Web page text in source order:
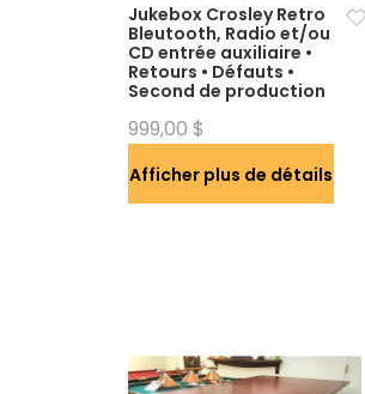
Jukebox Crosley Retro
Bleutooth, Radio et/ou
CD entrée auxiliaire •
Retours • Défauts •
Second de production
999,00 $
Afficher plus de détails